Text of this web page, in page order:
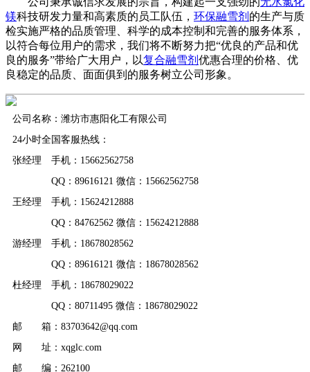
镁科技研发力量和高素质的员工队伍， 环保融雪剂 的生产与质
检实施严格的品质管理、科学的成本控制和完善的服务体系，
以符合每位用户的需求，我们将不断努力把“优良的产品和优
良的服务”带给广大用户，以复合融雪剂 优惠合理的价格、优
良稳定的品质、面面俱到的服务树立公司形象。
公司名称：潍坊市惠阳化工有限公司
24小时全国客服热线：
张经理 手机：15662562758
QQ：89616121 微信：15662562758
王经理 手机：15624212888
QQ：84762562 微信：15624212888
游经理 手机：18678028562
QQ：89616121 微信：18678028562
杜经理 手机：18678029022
QQ：80711495 微信：18678029022
邮 箱：83703642@qq.com
网 址：xqglc.com
邮 编：262100